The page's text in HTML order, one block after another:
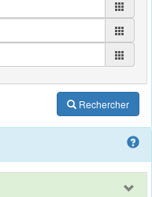
Rechercher